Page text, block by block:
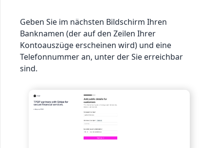
Geben Sie im nächsten Bildschirm Ihren
Banknamen (der auf den Zeilen Ihrer
Kontoauszüge erscheinen wird) und eine
Telefonnummer an, unter der Sie erreichbar
sind.